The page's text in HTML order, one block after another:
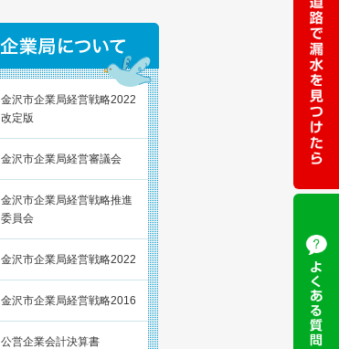
金沢市企業局経営戦略2022
改定版
金沢市企業局経営審議会
金沢市企業局経営戦略推進
委員会
金沢市企業局経営戦略2022
金沢市企業局経営戦略2016
公営企業会計決算書